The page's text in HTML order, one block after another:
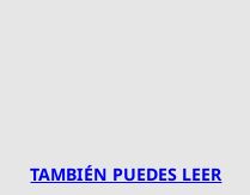
TAMBIÉN PUEDES LEER